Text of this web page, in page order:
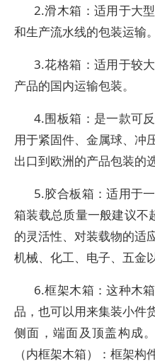
2.滑木箱：适用于大
和生产流水线的包装运输。
3.花格箱：适用于较
产品的国内运输包装。
4.围板箱：是一款可
用于紧固件、金属球、冲
出口到欧洲的产品包装的
5.胶合板箱：适用于
箱装载总质量一般建议不
的灵活性、对装载物的适
机械、化工、电子、五金
6.框架木箱：这种木
品，也可以用来集装小件
侧面，端面及顶盖构成
（内框架木箱）：框架